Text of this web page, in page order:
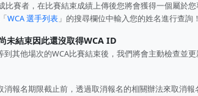
賽者，在比賽結束成績上傳後您將會獲得一個屬於您
WCA 選手列表 」的搜尋欄位中輸入您的姓名進行查詢！
未結束因此還沒取得WCA ID
其他場次的WCA比賽結束後，我們將會主動檢查並更
報名期限截止前，透過取消報名的相關辦法來取消